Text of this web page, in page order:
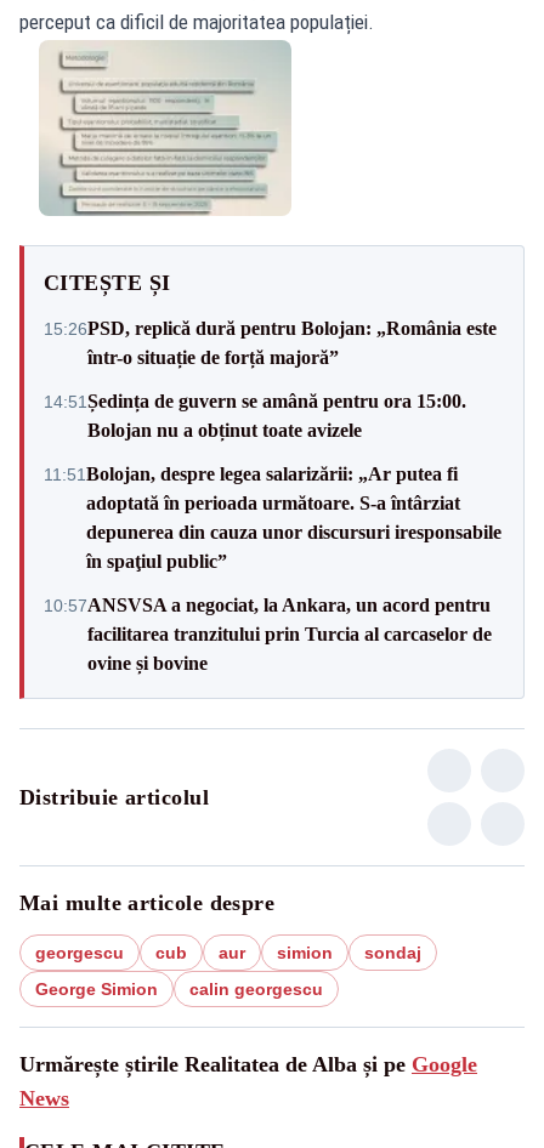
perceput ca dificil de majoritatea populației.
CITEȘTE ȘI
15:26PSD, replică dură pentru Bolojan: „România este
într-o situație de forță majoră”
14:51Ședința de guvern se amână pentru ora 15:00.
Bolojan nu a obținut toate avizele
11:51Bolojan, despre legea salarizării: „Ar putea fi
adoptată în perioada următoare. S-a întârziat
depunerea din cauza unor discursuri iresponsabile
în spaţiul public”
10:57ANSVSA a negociat, la Ankara, un acord pentru
facilitarea tranzitului prin Turcia al carcaselor de
ovine și bovine
Distribuie articolul
Mai multe articole despre
georgescu cub aur simion
sondaj
George Simion
calin georgescu
Urmărește știrile Realitatea de Alba și pe Google
News